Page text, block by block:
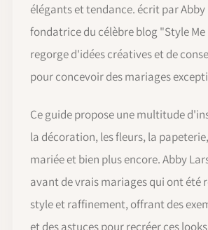
élégants et tendance. écrit par Abby
fondatrice du célèbre blog "Style
regorge d'idées créatives et de
pour concevoir des mariages
Ce guide propose une multitude
la décoration, les fleurs, la
mariée et bien plus encore. Abby
avant de vrais mariages qui ont été
style et raffinement, offrant des
et des astuces pour recréer ces